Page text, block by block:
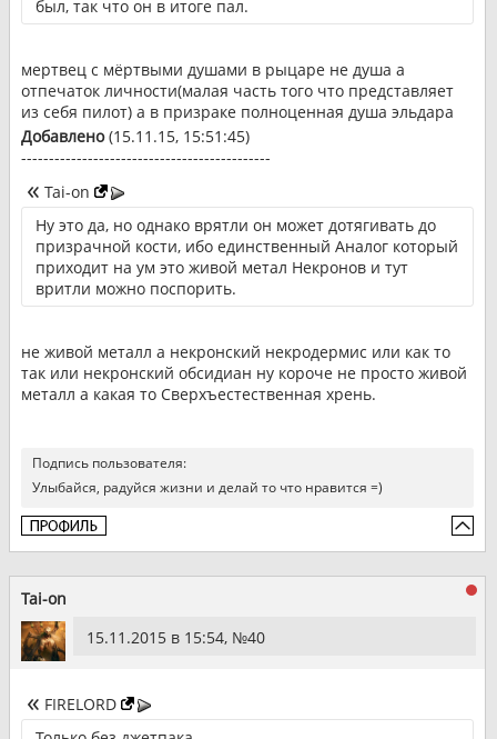
был, так что он в итоге пал.
мертвец с мёртвыми душами в рыцаре не душа а
отпечаток личности(малая часть того что представляет
из себя пилот) а в призраке полноценная душа эльдара
Добавлено(15.11.15, 15:51:45)
---------------------------------------------
Tai-on
Ну это да, но однако врятли он может дотягивать до
призрачной кости, ибо единственный Аналог который
приходит на ум это живой метал Некронов и тут
вритли можно поспорить.
не живой металл а некронский некродермис или как то
так или некронский обсидиан ну короче не просто живой
металл а какая то Сверхъестественная хрень.
Подпись пользователя:
Улыбайся, радуйся жизни и делай то что нравится =)
Tai-on
15.11.2015 в 15:54, №40
FIRELORD